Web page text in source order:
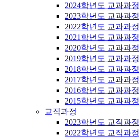
2024학년도 교과과정
2023학년도 교과과정
2022학년도 교과과정
2021학년도 교과과정
2020학년도 교과과정
2019학년도 교과과정
2018학년도 교과과정
2017학년도 교과과정
2016학년도 교과과정
2015학년도 교과과정
교직과정
2023학년도 교직과정
2022학년도 교직과정